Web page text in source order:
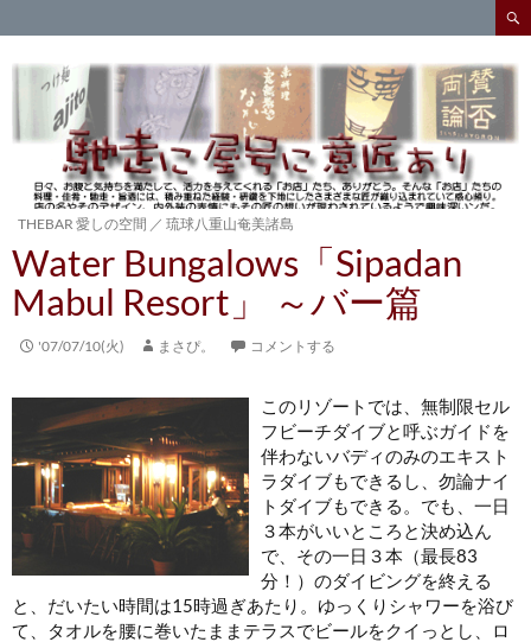
索
ン
ン
ツ
キ
ッ
プ
THEBAR 愛しの空間 ／ 琉球八重山奄美諸島
Water Bungalows「Sipadan
Mabul Resort」 ～バー篇
'07/07/10(火) まさぴ。 コメントする
このリゾートでは、無制限セル
フビーチダイブと呼ぶガイドを
伴わないバディのみのエキスト
ラダイブもできるし、勿論ナイ
トダイブもできる。でも、一日
３本がいいところと決め込ん
で、その一日３本（最長83
分！）のダイビングを終える
と、だいたい時間は15時過ぎあたり。ゆっくりシャワーを浴び
て、タオルを腰に巻いたままテラスでビールをクイっとし、ロ